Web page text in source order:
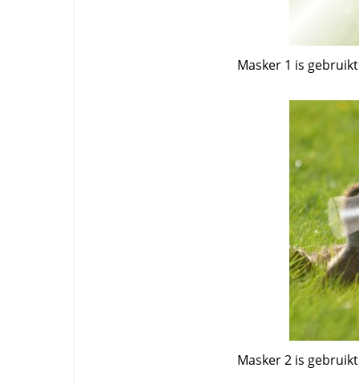
Masker 1 is
Masker 2 is